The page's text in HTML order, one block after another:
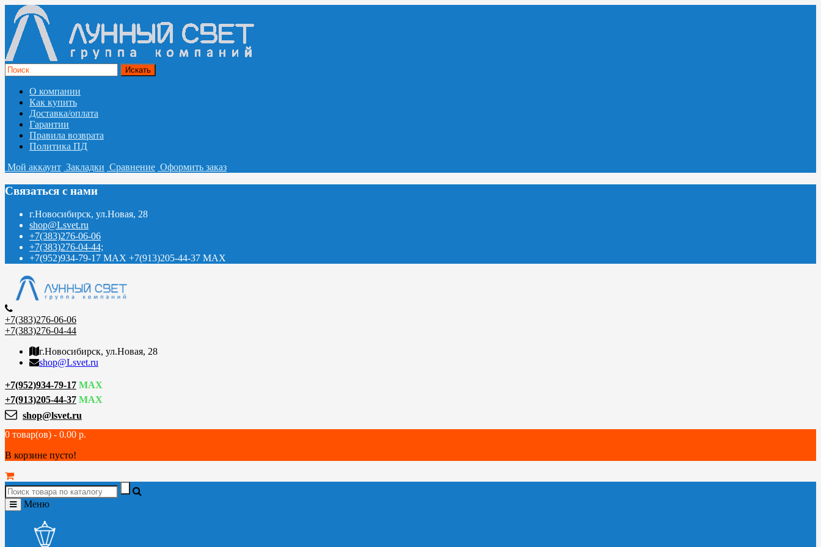
О компании
Как купить
Доставка/оплата
Гарантии
Правила возврата
Политика ПД
Мой аккаунт Закладки Сравнение Оформить заказ
Связаться с нами
г.Новосибирск, ул.Новая, 28
shop@Lsvet.ru
+7(383)276-06-06
+7(383)276-04-44;
+7(952)934-79-17 MAX +7(913)205-44-37 MAX
+7(383)276-06-06
+7(383)276-04-44
г.Новосибирск, ул.Новая, 28
shop@Lsvet.ru
+7(952)934-79-17 MAX
+7(913)205-44-37 MAX
shop@lsvet.ru
0 товар(ов) - 0.00 р.
В корзине пусто!
Меню